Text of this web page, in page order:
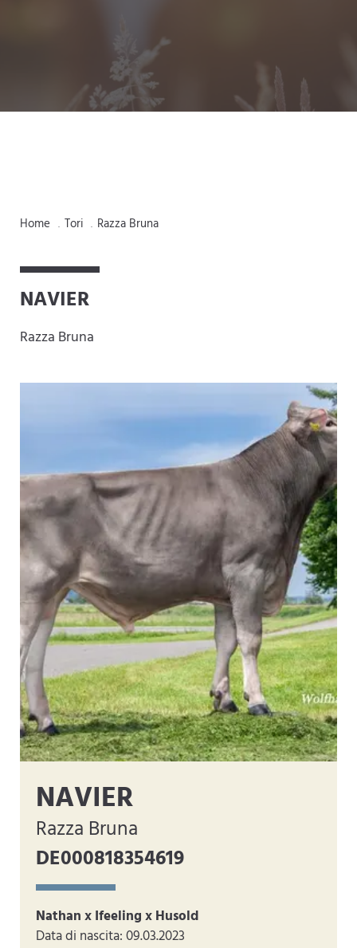
Home . Tori . Razza Bruna
NAVIER
Razza Bruna
NAVIER
Razza Bruna
DE000818354619
Nathan x Ifeeling x Husold
Data di nascita: 09.03.2023